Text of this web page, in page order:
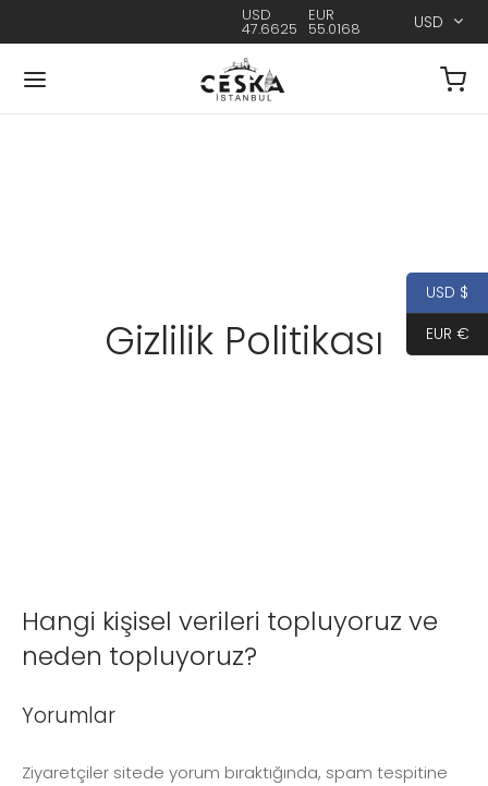
USD
47.6625
EUR
55.0168 USD
Gizlilik Politikası
Hangi kişisel verileri topluyoruz ve
neden topluyoruz?
Yorumlar
Ziyaretçiler sitede yorum bıraktığında, spam tespitine
USD $
EUR €